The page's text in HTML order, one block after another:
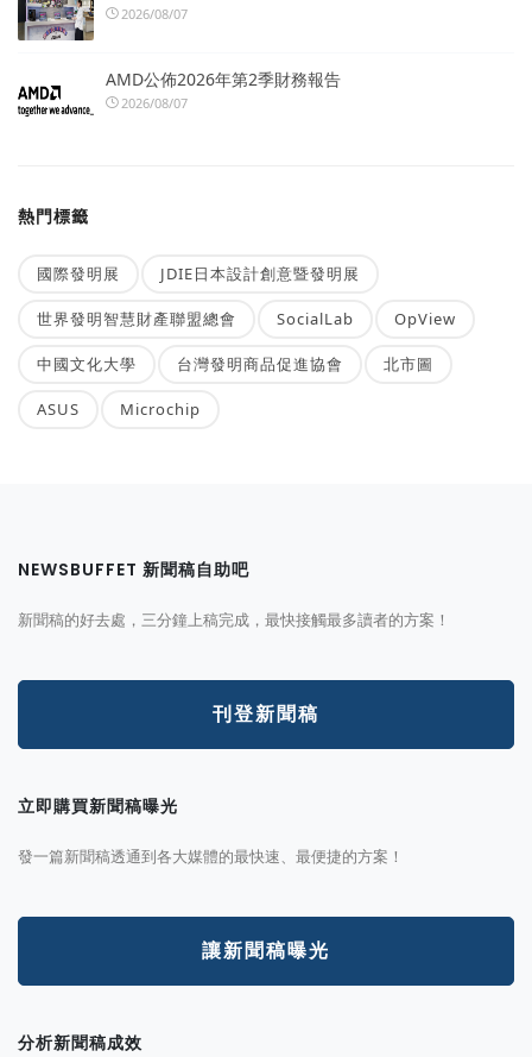
2026/08/07
AMD公佈2026年第2季財務報告
2026/08/07
熱門標籤
國際發明展 JDIE日本設計創意暨發明展
世界發明智慧財產聯盟總會 SocialLab OpView
中國文化大學 台灣發明商品促進協會 北市圖
ASUS Microchip
NEWSBUFFET 新聞稿自助吧
新聞稿的好去處，三分鐘上稿完成，最快接觸最多讀者的方案！
刊登新聞稿
立即購買新聞稿曝光
發一篇新聞稿透通到各大媒體的最快速、最便捷的方案！
讓新聞稿曝光
分析新聞稿成效